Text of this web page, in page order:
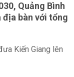
Quảng Bình
địa bàn với tổng
Kiến Giang lên